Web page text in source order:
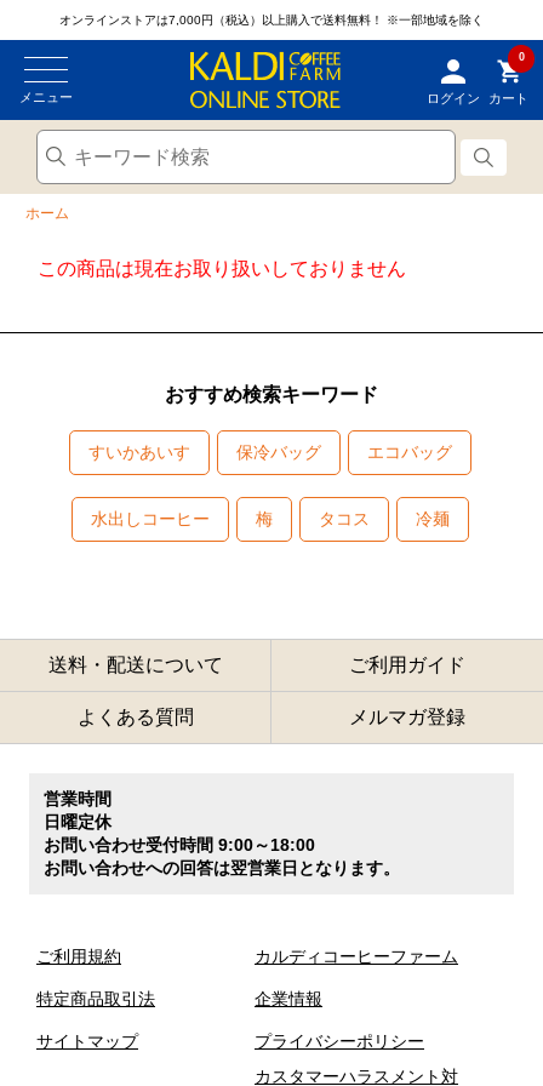
オンラインストアは7,000円（税込）以上購入で送料無料！ ※一部地域を除く
メニュー ログイン
0
カート
ホーム
この商品は現在お取り扱いしておりません
おすすめ検索キーワード
すいかあいす 保冷バッグ エコバッグ
水出しコーヒー 梅 タコス 冷麺
送料・配送について ご利用ガイド
よくある質問 メルマガ登録
営業時間
日曜定休
お問い合わせ受付時間 9:00～18:00
お問い合わせへの回答は翌営業日となります。
ご利用規約
特定商品取引法
サイトマップ
カルディコーヒーファーム
企業情報
プライバシーポリシー
カスタマーハラスメント対